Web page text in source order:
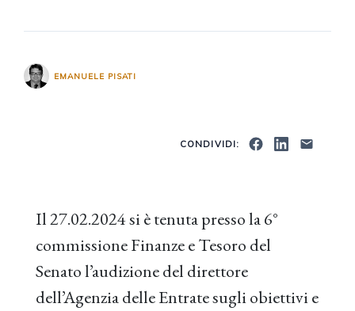
EMANUELE PISATI
CONDIVIDI:
Il 27.02.2024 si è tenuta presso la 6°
commissione Finanze e Tesoro del
Senato l’audizione del direttore
dell’Agenzia delle Entrate sugli obiettivi e